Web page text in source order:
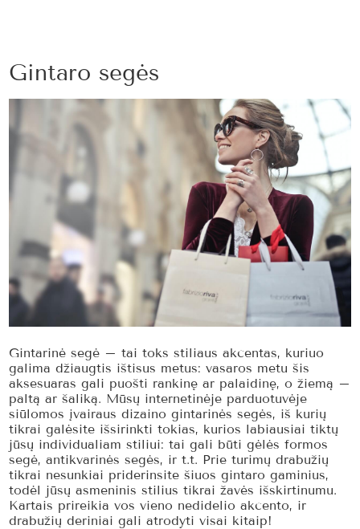
Gintaro segės
Gintarinė segė – tai toks stiliaus akcentas, kuriuo
galima džiaugtis ištisus metus: vasaros metu šis
aksesuaras gali puošti rankinę ar palaidinę, o žiemą –
paltą ar šaliką. Mūsų internetinėje parduotuvėje
siūlomos įvairaus dizaino gintarinės segės, iš kurių
tikrai galėsite išsirinkti tokias, kurios labiausiai tiktų
jūsų individualiam stiliui: tai gali būti gėlės formos
segė, antikvarinės segės, ir t.t. Prie turimų drabužių
tikrai nesunkiai priderinsite šiuos gintaro gaminius,
todėl jūsų asmeninis stilius tikrai žavės išskirtinumu.
Kartais prireikia vos vieno nedidelio akcento, ir
drabužių deriniai gali atrodyti visai kitaip!